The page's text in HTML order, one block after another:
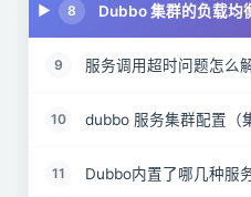
8 Dubbo 集群的负载均
9 服务调用超时问题怎么
10 dubbo 服务集群配置（
11 Dubbo内置了哪几种服